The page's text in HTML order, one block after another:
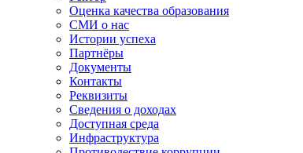
Оценка качества образования
СМИ о нас
Истории успеха
Партнёры
Документы
Контакты
Реквизиты
Сведения о доходах
Доступная среда
Инфраструктура